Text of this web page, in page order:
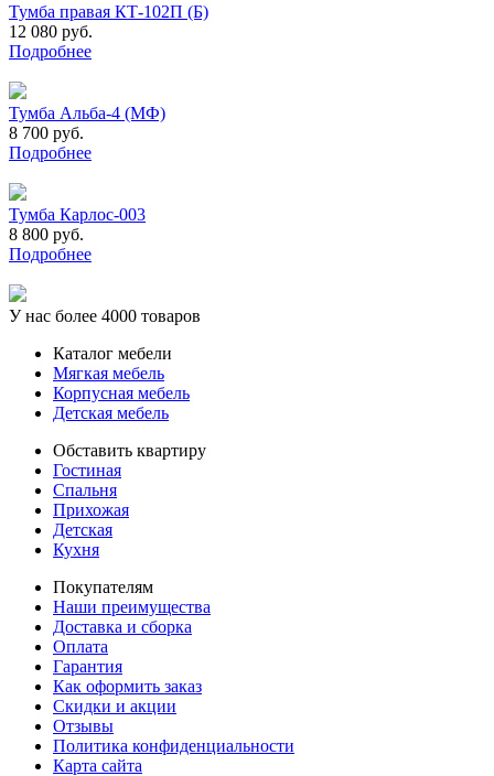
Тумба правая КТ-102П (Б)
12 080 руб.
Подробнее
Тумба Альба-4 (МФ)
8 700 руб.
Подробнее
Тумба Карлос-003
8 800 руб.
Подробнее
У нас более 4000 товаров
Каталог мебели
Мягкая мебель
Корпусная мебель
Детская мебель
Обставить квартиру
Гостиная
Спальня
Прихожая
Детская
Кухня
Покупателям
Наши преимущества
Доставка и сборка
Оплата
Гарантия
Как оформить заказ
Скидки и акции
Отзывы
Политика конфиденциальности
Карта сайта